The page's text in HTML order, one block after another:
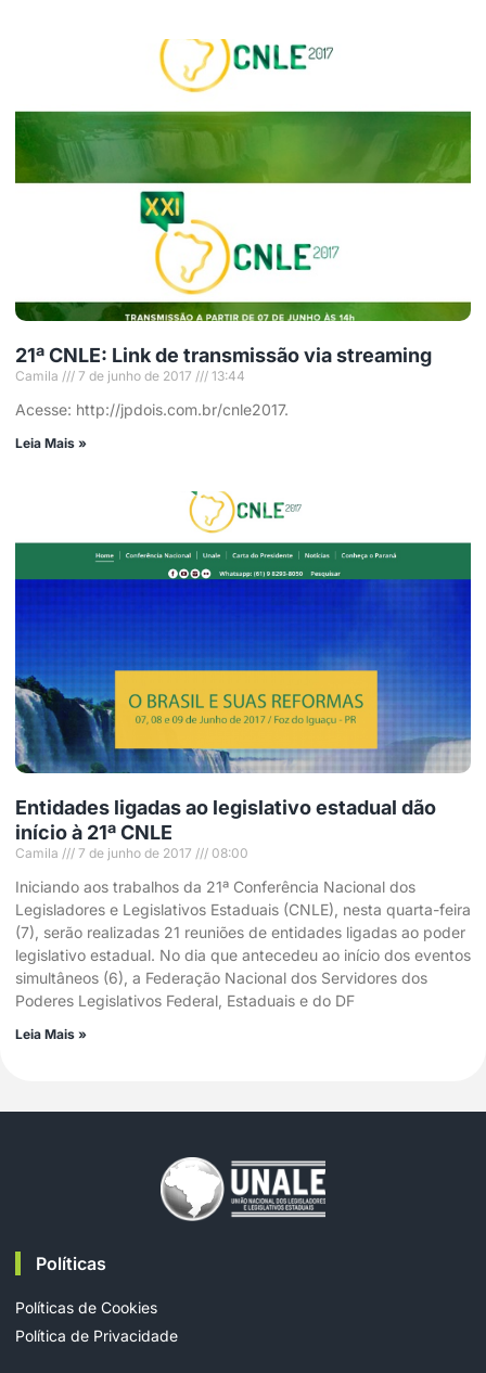
21ª CNLE: Link de transmissão via streaming
Camila 7 de junho de 2017 13:44
Acesse: http://jpdois.com.br/cnle2017.
Leia Mais »
Entidades ligadas ao legislativo estadual dão
início à 21ª CNLE
Camila 7 de junho de 2017 08:00
Iniciando aos trabalhos da 21ª Conferência Nacional dos
Legisladores e Legislativos Estaduais (CNLE), nesta quarta-feira
(7), serão realizadas 21 reuniões de entidades ligadas ao poder
legislativo estadual. No dia que antecedeu ao início dos eventos
simultâneos (6), a Federação Nacional dos Servidores dos
Poderes Legislativos Federal, Estaduais e do DF
Leia Mais »
Políticas
Políticas de Cookies
Política de Privacidade